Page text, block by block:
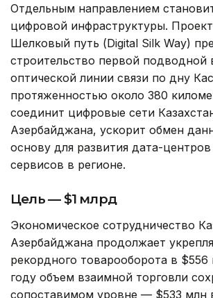
Отдельным направлением
цифровой инфраструктуры.
Шелковый путь (Digital Silk Way)
строительство первой подводной
оптической линии связи по дну
протяженностью около 380
соединит цифровые сети
Азербайджана, ускорит обмен
основу для развития дата-
сервисов в регионе.
Цель — $1 млрд
Экономическое сотрудничество
Азербайджана продолжает
рекордного товарооборота в $556
году объем взаимной торговли
сопоставимом уровне — $533 млн